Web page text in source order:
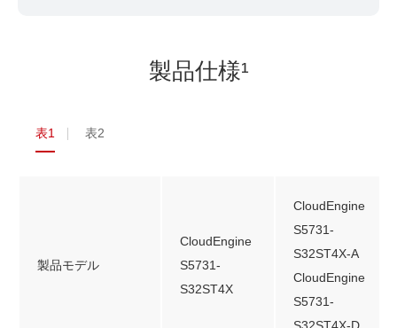
製品仕様¹
表1 表2
製品モデル
CloudEngine
S5731-
S32ST4X
CloudEngine
S5731-
S32ST4X-A
CloudEngine
S5731-
S32ST4X-D